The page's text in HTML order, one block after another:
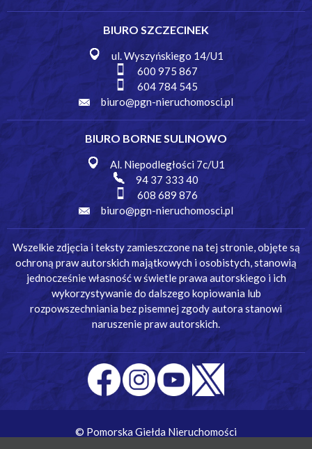
BIURO SZCZECINEK
ul. Wyszyńskiego 14/U1
600 975 867
604 784 545
biuro@pgn-nieruchomosci.pl
BIURO BORNE SULINOWO
Al. Niepodległości 7c/U1
94 37 333 40
608 689 876
biuro@pgn-nieruchomosci.pl
Wszelkie zdjęcia i teksty zamieszczone na tej stronie, objęte są
ochroną praw autorskich majątkowych i osobistych, stanowią
jednocześnie własność w świetle prawa autorskiego i ich
wykorzystywanie do dalszego kopiowania lub
rozpowszechniania bez pisemnej zgody autora stanowi
naruszenie praw autorskich.
© Pomorska Giełda Nieruchomości